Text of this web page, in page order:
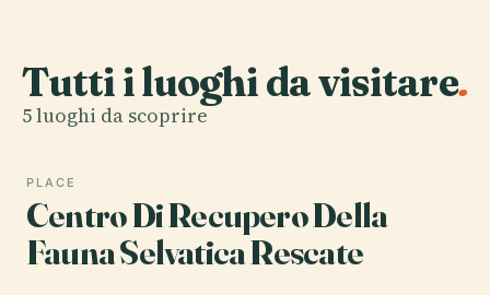
Tutti i luoghi da visitare.
5 luoghi da scoprire
PLACE
Centro Di Recupero Della
Fauna Selvatica Rescate